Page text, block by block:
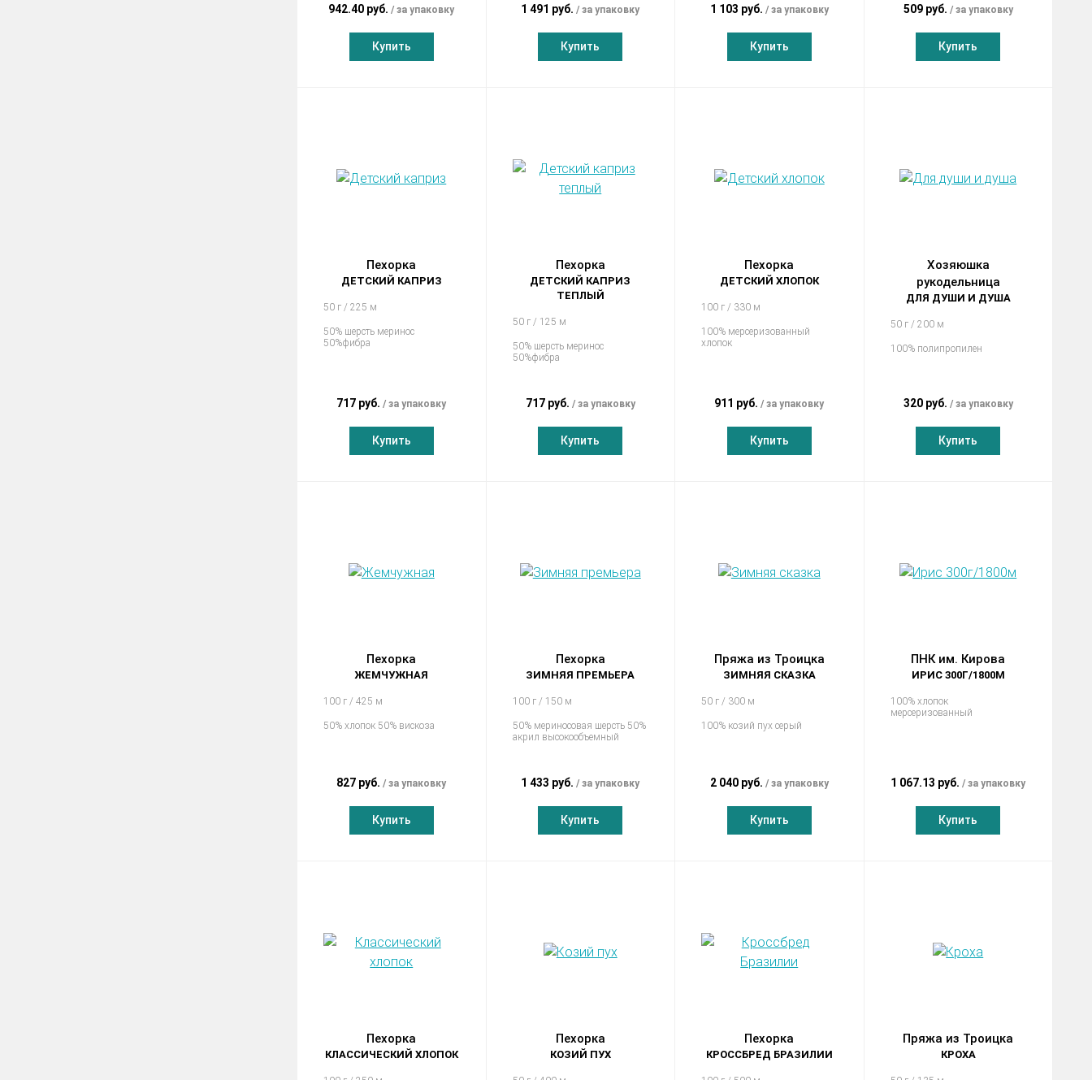
942.40 руб. за упаковку
Купить
1 491 руб. за упаковку
Купить
1 103 руб. за упаковку
Купить
509 руб. за упаковку
Купить
Пехорка
ДЕТСКИЙ КАПРИЗ
50 г / 225 м
50% шерсть меринос
50%фибра
717 руб. за упаковку
Купить
Пехорка
ДЕТСКИЙ КАПРИЗ
ТЕПЛЫЙ
50 г / 125 м
50% шерсть меринос
50%фибра
717 руб. за упаковку
Купить
Пехорка
ДЕТСКИЙ ХЛОПОК
100 г / 330 м
100% мерсеризованный
хлопок
911 руб. за упаковку
Купить
Хозяюшка
рукодельница
ДЛЯ ДУШИ И ДУША
50 г / 200 м
100% полипропилен
320 руб. за упаковку
Купить
Пехорка
ЖЕМЧУЖНАЯ
100 г / 425 м
50% хлопок 50% вискоза
827 руб. за упаковку
Купить
Пехорка
ЗИМНЯЯ ПРЕМЬЕРА
100 г / 150 м
50% мериносовая шерсть 50%
акрил высокообъемный
1 433 руб. за упаковку
Купить
Пряжа из Троицка
ЗИМНЯЯ СКАЗКА
50 г / 300 м
100% козий пух серый
2 040 руб. за упаковку
Купить
ПНК им. Кирова
ИРИС 300Г/1800М
100% хлопок
мерсеризованный
1 067.13 руб. за упаковку
Купить
Пехорка
КЛАССИЧЕСКИЙ ХЛОПОК
Пехорка
КОЗИЙ ПУХ
Пехорка
КРОССБРЕД БРАЗИЛИИ
Пряжа из Троицка
КРОХА